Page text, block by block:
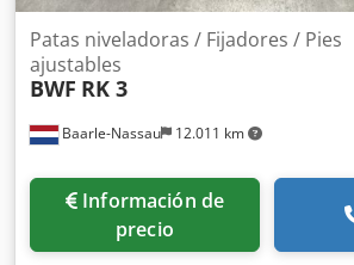
Baarle-Nassau 12.011 km
Patas niveladoras / Fijadores / Pies
ajustables
BWF RK 3
Información de
precio